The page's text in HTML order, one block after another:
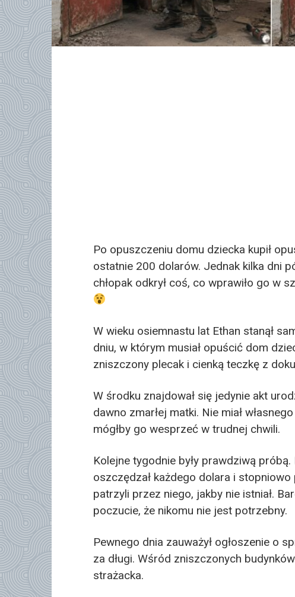
Po opuszczeniu domu dziecka kupił
ostatnie 200 dolarów. Jednak kilka dni
chłopak odkrył coś, co wprawiło go w
W wieku osiemnastu lat Ethan stanął
dniu, w którym musiał opuścić dom
zniszczony plecak i cienką teczkę z
W środku znajdował się jedynie akt
dawno zmarłej matki. Nie miał
mógłby go wesprzeć w trudnej chwili.
Kolejne tygodnie były prawdziwą próbą.
oszczędzał każdego dolara i
patrzyli przez niego, jakby nie istniał.
poczucie, że nikomu nie jest potrzebny.
Pewnego dnia zauważył ogłoszenie o
za długi. Wśród zniszczonych
strażacka.